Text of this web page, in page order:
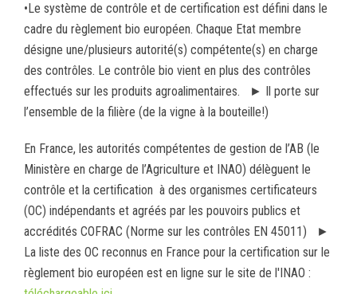
•Le système de contrôle et de certification est défini dans le
cadre du règlement bio européen. Chaque Etat membre
désigne une/plusieurs autorité(s) compétente(s) en charge
des contrôles. Le contrôle bio vient en plus des contrôles
effectués sur les produits agroalimentaires. ► Il porte sur
l’ensemble de la filière (de la vigne à la bouteille!)
En France, les autorités compétentes de gestion de l’AB (le
Ministère en charge de l’Agriculture et INAO) délèguent le
contrôle et la certification à des organismes certificateurs
(OC) indépendants et agréés par les pouvoirs publics et
accrédités COFRAC (Norme sur les contrôles EN 45011) ►
La liste des OC reconnus en France pour la certification sur le
règlement bio européen est en ligne sur le site de l'INAO :